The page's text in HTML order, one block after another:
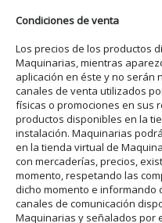
Condiciones de venta
Los precios de los productos
Maquinarias, mientras
aplicación en éste y no serán
canales de venta utilizados
físicas o promociones en sus
productos disponibles en la
instalación. Maquinarias
en la tienda virtual de
con mercaderías, precios,
momento, respetando las
dicho momento e informando
canales de comunicación
Maquinarias y señalados por